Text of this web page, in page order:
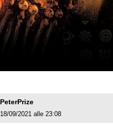
PeterPrize
18/09/2021 alle 23:08